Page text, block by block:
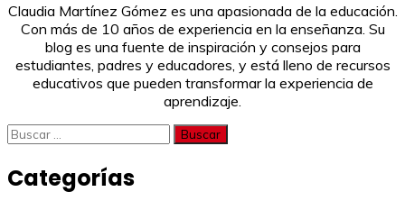
Claudia Martínez Gómez es una apasionada de la educación.
Con más de 10 años de experiencia en la enseñanza. Su
blog es una fuente de inspiración y consejos para
estudiantes, padres y educadores, y está lleno de recursos
educativos que pueden transformar la experiencia de
aprendizaje.
Buscar:
Categorías